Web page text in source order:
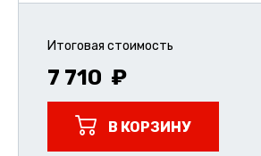
Итоговая стоимость
7 710
В КОРЗИНУ